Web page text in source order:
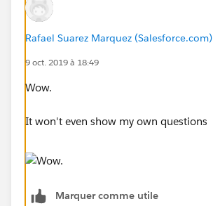
Rafael Suarez Marquez (Salesforce.com)
9 oct. 2019 à 18:49
Wow.
It won't even show my own questions
Marquer comme utile